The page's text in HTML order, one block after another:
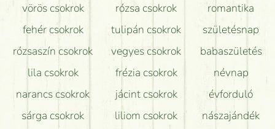
Hogy marad a lehető legtovább friss a csokor?
Tudok adventi koszorút vásárolni boltban?
vörös csokrok
fehér csokrok
rózsaszín csokrok
lila csokrok
narancs csokrok
sárga csokrok
rózsa csokrok
tulipán csokrok
vegyes csokrok
frézia csokrok
jácint csokrok
liliom csokrok
romantika
születésnap
babaszületés
névnap
évforduló
nászajándék